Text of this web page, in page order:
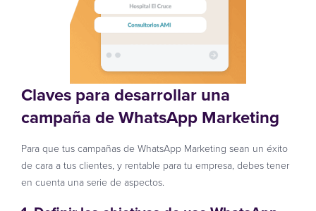
Claves para desarrollar una
campaña de WhatsApp Marketing
Para que tus campañas de WhatsApp Marketing sean un éxito
de cara a tus clientes, y rentable para tu empresa, debes tener
en cuenta una serie de aspectos.